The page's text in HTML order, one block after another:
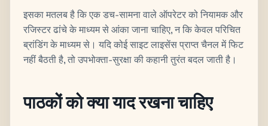
इसका मतलब है कि एक डच-सामना वाले ऑपरेटर को नियामक और
रजिस्टर ढांचे के माध्यम से आंका जाना चाहिए, न कि केवल परिचित
ब्रांडिंग के माध्यम से। यदि कोई साइट लाइसेंस प्राप्त चैनल में फिट
नहीं बैठती है, तो उपभोक्ता-सुरक्षा की कहानी तुरंत बदल जाती है।
पाठकों को क्या याद रखना चाहिए